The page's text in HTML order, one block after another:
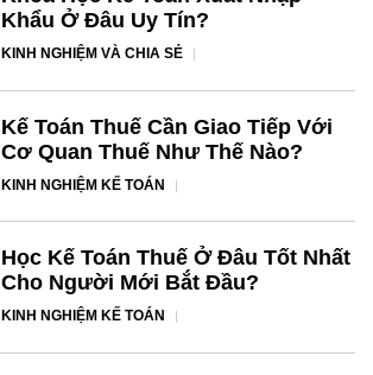
Khẩu Ở Đâu Uy Tín?
KINH NGHIỆM VÀ CHIA SẺ
Kế Toán Thuế Cần Giao Tiếp Với
Cơ Quan Thuế Như Thế Nào?
KINH NGHIỆM KẾ TOÁN
Học Kế Toán Thuế Ở Đâu Tốt Nhất
Cho Người Mới Bắt Đầu?
KINH NGHIỆM KẾ TOÁN